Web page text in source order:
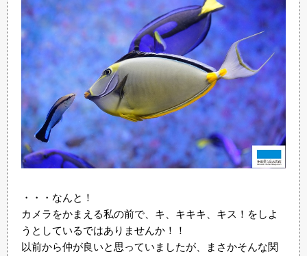
・・・なんと！
カメラをかまえる私の前で、キ、キキキ、キス！をしよ
うとしているではありませんか！！
以前から仲が良いと思っていましたが、まさかそんな関